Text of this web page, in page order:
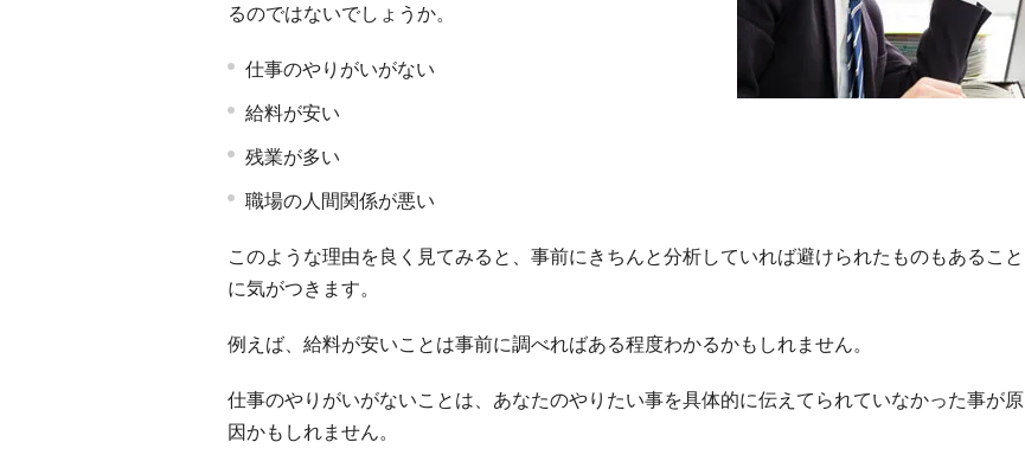
るのではないでしょうか。
仕事のやりがいがない
給料が安い
残業が多い
職場の人間関係が悪い
このような理由を良く見てみると、事前にきちんと分析していれば避けられたものもあること
に気がつきます。
例えば、給料が安いことは事前に調べればある程度わかるかもしれません。
仕事のやりがいがないことは、あなたのやりたい事を具体的に伝えてられていなかった事が原
因かもしれません。